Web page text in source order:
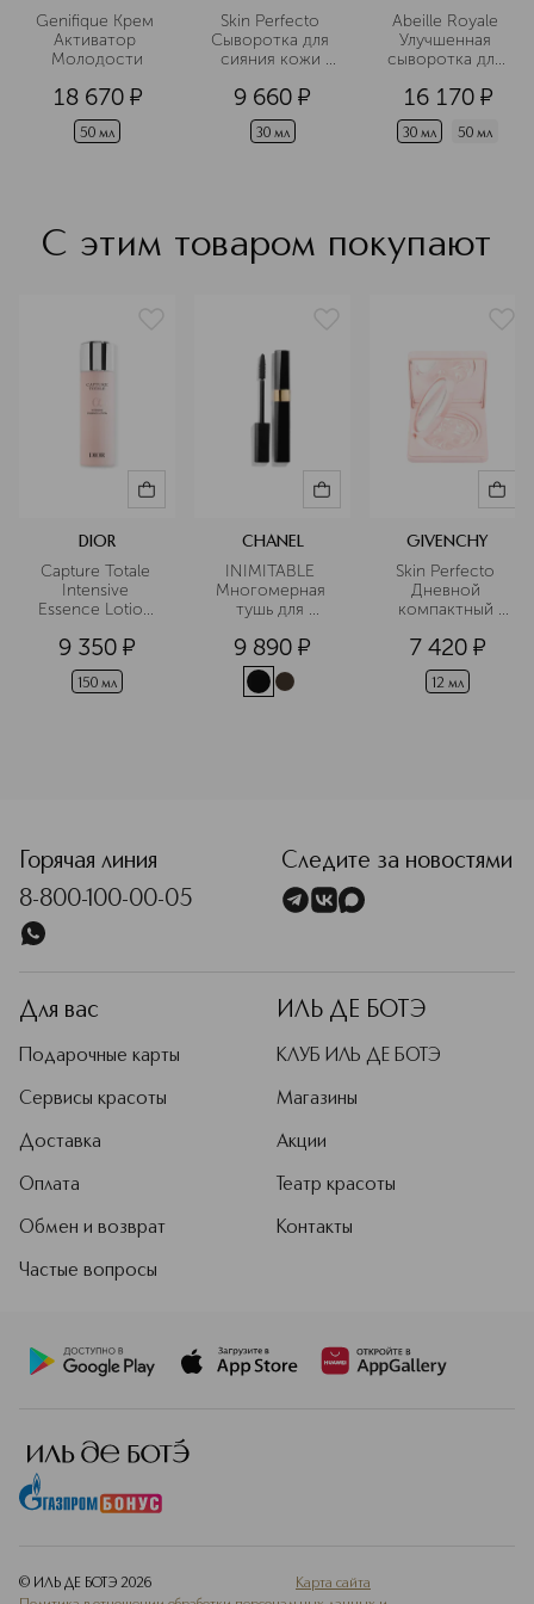
борются с признаками старения и
улучшают состояние кожи.
Подробнее
Genifique Крем
Активатор
Молодости
18 670 ¤
50 мл
Skin Perfecto
Сыворотка для
сияния кожи
9 660 ¤
30 мл
Abeille Royale
Улучшенная
сыворотка для
действия
16 170 ¤
30 мл 50 мл
С этим товаром покупают
DIOR
Capture Totale
Intensive
Essence Lotion
лица
9 350 ¤
150 мл
CHANEL
INIMITABLE
Многомерная
тушь для
9 890 ¤
GIVENCHY
Skin Perfecto
Дневной
компактный
SPF30 PA++
7 420 ¤
12 мл
Горячая линия
8-800-100-00-05
Следите за новостями
Для вас
Подарочные карты
Сервисы красоты
Доставка
Оплата
Обмен и возврат
Частые вопросы
ИЛЬ ДЕ БОТЭ
КЛУБ ИЛЬ ДЕ БОТЭ
Магазины
Акции
Театр красоты
Контакты
© ИЛЬ ДЕ БОТЭ 2026
Карта сайта